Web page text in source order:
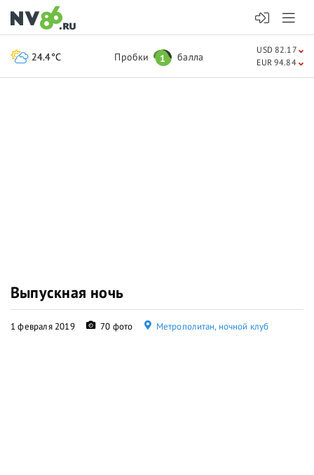
Выпускная ночь
1 февраля 2019 70 фото Метрополитан, ночной клуб
24.4°C Пробки 1 балла
USD 82.17
EUR 94.84